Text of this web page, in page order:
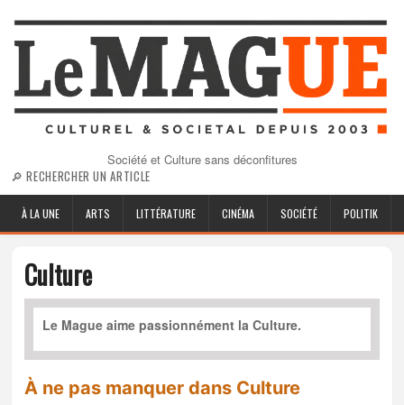
Société et Culture sans déconfitures
🔎 RECHERCHER UN ARTICLE
À LA UNE ARTS LITTÉRATURE CINÉMA SOCIÉTÉ POLITIK
Culture
Le Mague aime passionnément la Culture.
À ne pas manquer dans Culture